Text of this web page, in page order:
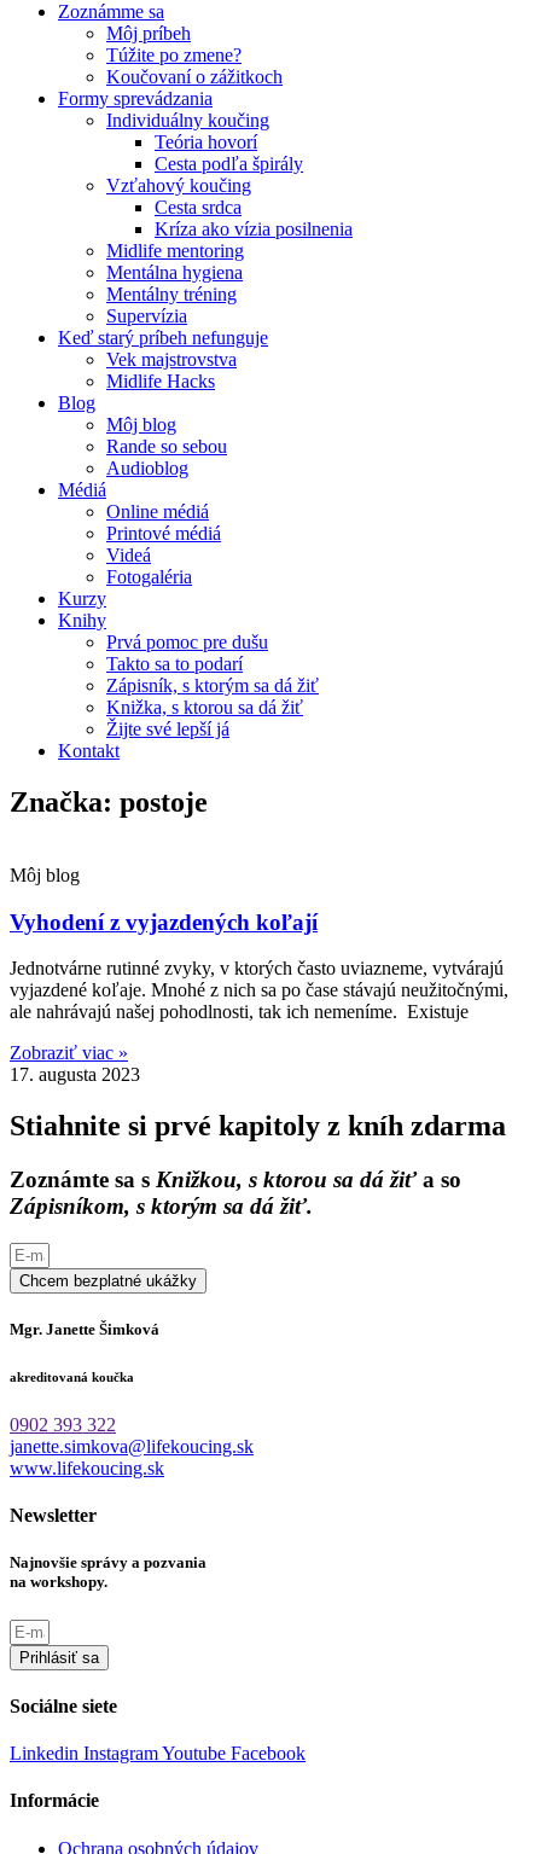
Zoznámme sa
Môj príbeh
Túžite po zmene?
Koučovaní o zážitkoch
Formy sprevádzania
Individuálny koučing
Teória hovorí
Cesta podľa špirály
Vzťahový koučing
Cesta srdca
Kríza ako vízia posilnenia
Midlife mentoring
Mentálna hygiena
Mentálny tréning
Supervízia
Keď starý príbeh nefunguje
Vek majstrovstva
Midlife Hacks
Blog
Môj blog
Rande so sebou
Audioblog
Médiá
Online médiá
Printové médiá
Videá
Fotogaléria
Kurzy
Knihy
Prvá pomoc pre dušu
Takto sa to podarí
Zápisník, s ktorým sa dá žiť
Knižka, s ktorou sa dá žiť
Žijte své lepší já
Kontakt
Značka: postoje
Môj blog
Vyhodení z vyjazdených koľají
Jednotvárne rutinné zvyky, v ktorých často uviazneme, vytvárajú
vyjazdené koľaje. Mnohé z nich sa po čase stávajú neužitočnými,
ale nahrávajú našej pohodlnosti, tak ich nemeníme. Existuje
Zobraziť viac »
17. augusta 2023
Stiahnite si prvé kapitoly z kníh zdarma
Zoznámte sa s Knižkou, s ktorou sa dá žiťa so
Zápisníkom, s ktorým sa dá žiť.
Chcem bezplatné ukážky
Mgr. Janette Šimková
akreditovaná koučka
0902 393 322
janette.simkova@lifekoucing.sk
www.lifekoucing.sk
Newsletter
Najnovšie správy a pozvania
na workshopy.
Prihlásiť sa
Sociálne siete
Linkedin InstagramYoutube Facebook
Informácie
Ochrana osobných údajov